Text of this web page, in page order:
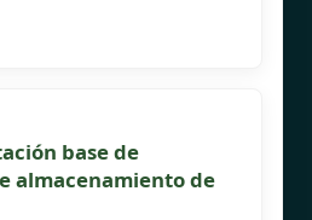
base de
almacenamiento de